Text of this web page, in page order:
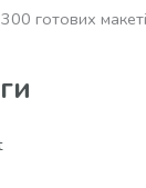
готових